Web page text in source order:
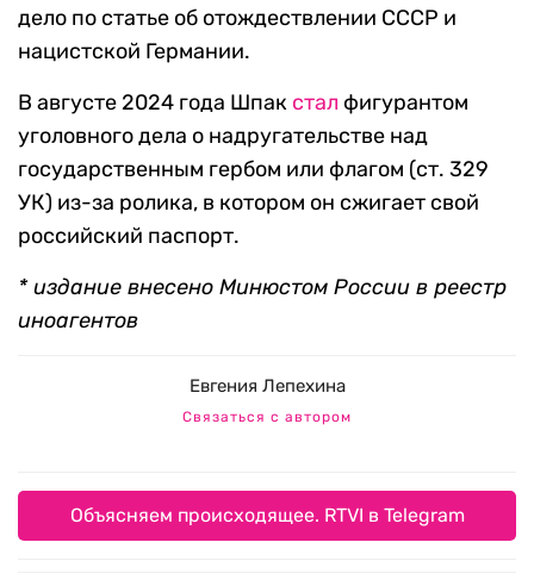
дело по статье об отождествлении СССР и
нацистской Германии.
В августе 2024 года Шпак стал фигурантом
уголовного дела о надругательстве над
государственным гербом или флагом (ст. 329
УК) из-за ролика, в котором он сжигает свой
российский паспорт.
* издание внесено Минюстом России в реестр
иноагентов
Евгения Лепехина
Связаться с автором
Объясняем происходящее. RTVI в Telegram